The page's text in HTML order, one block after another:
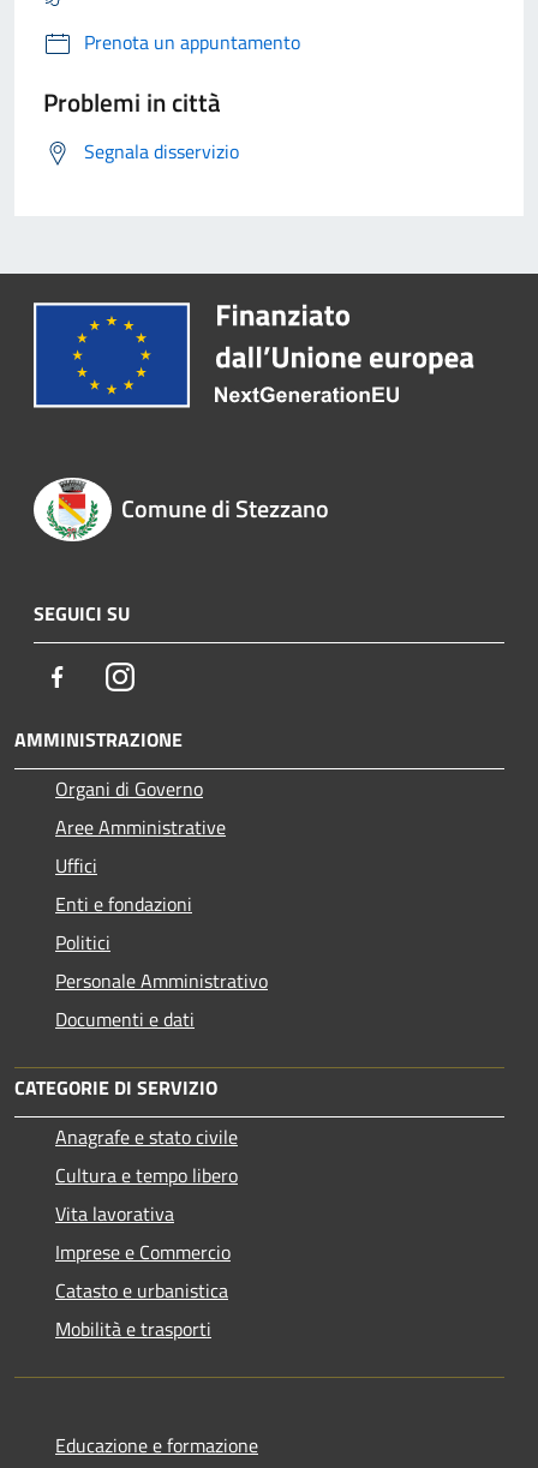
Prenota un appuntamento
Problemi in città
Segnala disservizio
Comune di Stezzano
SEGUICI SU
FacebookInstagram
AMMINISTRAZIONE
Organi di Governo
Aree Amministrative
Uffici
Enti e fondazioni
Politici
Personale Amministrativo
Documenti e dati
CATEGORIE DI SERVIZIO
Anagrafe e stato civile
Cultura e tempo libero
Vita lavorativa
Imprese e Commercio
Catasto e urbanistica
Mobilità e trasporti
Educazione e formazione